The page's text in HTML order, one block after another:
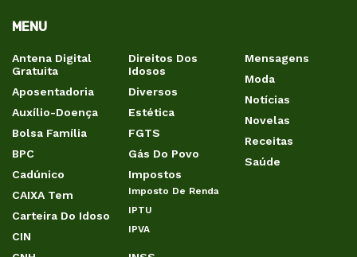
MENU
Antena Digital
Gratuita
Aposentadoria
Auxílio-Doença
Bolsa Família
BPC
Cadúnico
CAIXA Tem
Carteira Do Idoso
CIN
Direitos Dos
Idosos
Diversos
Estética
FGTS
Gás Do Povo
Impostos
Imposto De Renda
IPTU
IPVA
Mensagens
Moda
Notícias
Novelas
Receitas
Saúde